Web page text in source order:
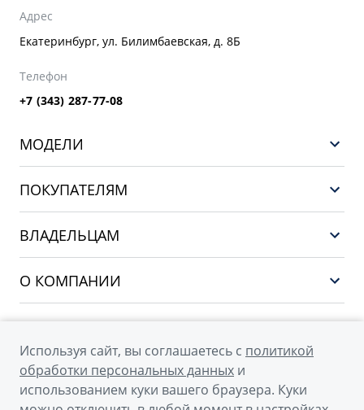
Адрес
Екатеринбург, ул. Билимбаевская, д. 8Б
Телефон
+7 (343) 287-77-08
МОДЕЛИ
EX5
PREFACE
CITYRAY
ATLAS
OKAVANGO
MONJARO
ПОКУПАТЕЛЯМ
ВЛАДЕЛЬЦАМ
О КОМПАНИИ
Новости
Наша команда
Мы в соцсетях
Используя сайт, вы соглашаетесь с политикой
обработки персональных данных и
использованием куки вашего браузера. Куки